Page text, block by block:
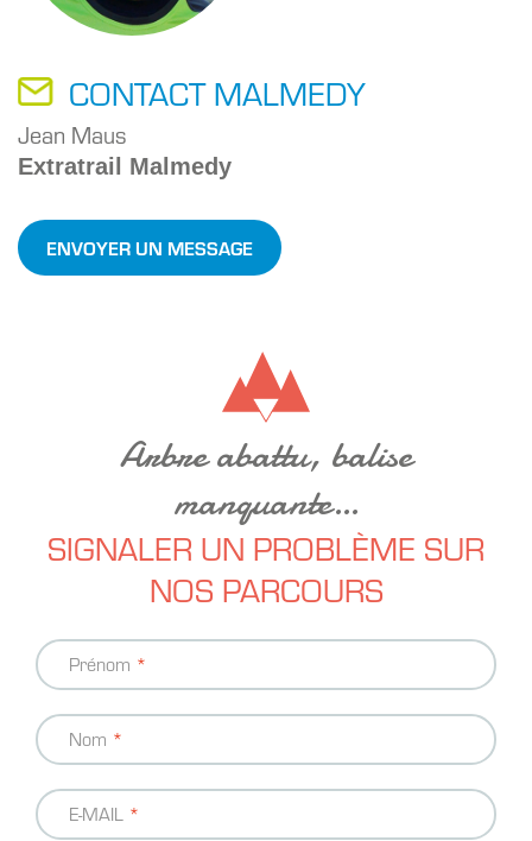
CONTACT MALMEDY
Jean Maus
Extratrail Malmedy
ENVOYER UN MESSAGE
Arbre abattu, balise
manquante…
SIGNALER UN PROBLÈME SUR
NOS PARCOURS
Coordonnées
Prénom
Nom
E-MAIL